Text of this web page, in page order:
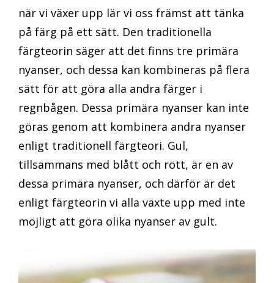
när vi växer upp lär vi oss främst att tänka
på färg på ett sätt. Den traditionella
färgteorin säger att det finns tre primära
nyanser, och dessa kan kombineras på flera
sätt för att göra alla andra färger i
regnbågen. Dessa primära nyanser kan inte
göras genom att kombinera andra nyanser
enligt traditionell färgteori. Gul,
tillsammans med blått och rött, är en av
dessa primära nyanser, och därför är det
enligt färgteorin vi alla växte upp med inte
möjligt att göra olika nyanser av gult.